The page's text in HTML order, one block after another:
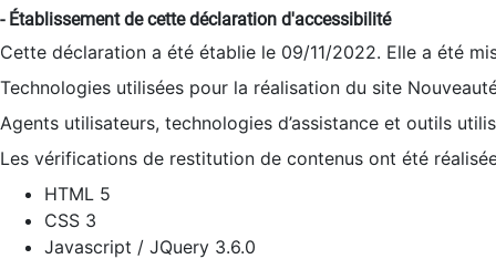
- Établissement de cette déclaration d'accessibilité
Cette déclaration a été établie le 09/11/2022. Elle a été
Technologies utilisées pour la réalisation du site
Agents utilisateurs, technologies d’assistance et outils
Les vérifications de restitution de contenus ont été
HTML 5
CSS 3
Javascript / JQuery 3.6.0